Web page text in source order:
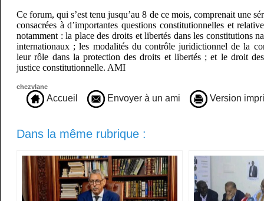
Ce forum, qui s’est tenu jusqu’au 8 de ce mois, comprenait une
consacrées à d’importantes questions constitutionnelles et
notamment : la place des droits et libertés dans les constitutions
internationaux ; les modalités du contrôle juridictionnel de la
leur rôle dans la protection des droits et libertés ; et le droit
justice constitutionnelle. AMI
chezvlane
Accueil Envoyer à un ami Version
Dans la même rubrique :